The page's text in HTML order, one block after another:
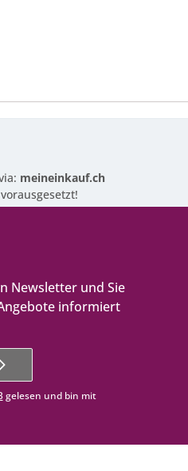
meineinkauf.ch
Newsletter und Sie
informiert
gelesen und bin mit